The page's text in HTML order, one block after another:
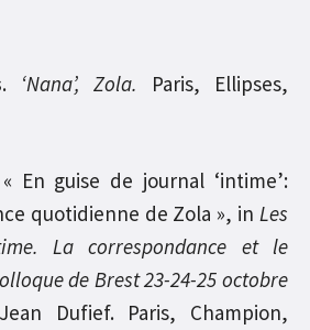
. ‘Nana’, Zola.
Paris, Ellipses,
En guise de journal ‘intime’:
quotidienne de Zola », in Les
La correspondance et le
de Brest 23-24-25 octobre
Dufief. Paris, Champion,